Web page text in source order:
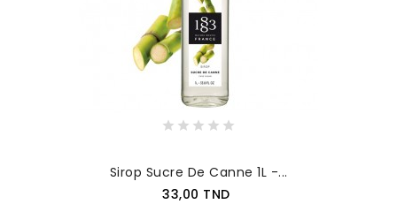
Sirop Sucre De Canne 1L -...
Prix
33,00 TND